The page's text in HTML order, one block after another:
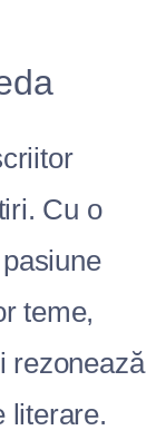
Cu o
teme,
rezonează
literare.